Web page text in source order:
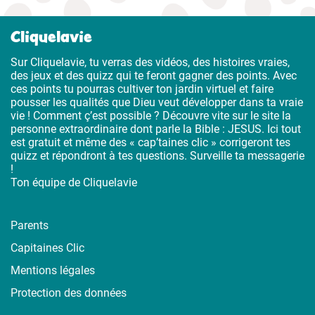
Cliquelavie
Sur Cliquelavie, tu verras des vidéos, des histoires vraies,
des jeux et des quizz qui te feront gagner des points. Avec
ces points tu pourras cultiver ton jardin virtuel et faire
pousser les qualités que Dieu veut développer dans ta vraie
vie ! Comment ç’est possible ? Découvre vite sur le site la
personne extraordinaire dont parle la Bible : JESUS. Ici tout
est gratuit et même des « cap’taines clic » corrigeront tes
quizz et répondront à tes questions. Surveille ta messagerie
!
Ton équipe de Cliquelavie
Parents
Capitaines Clic
Mentions légales
Protection des données